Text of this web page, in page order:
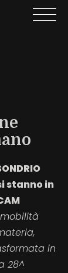
stanno in
in
28^